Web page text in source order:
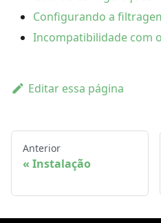
Configurando a
Incompatibilidade com
Editar essa página
Anterior
Instalação